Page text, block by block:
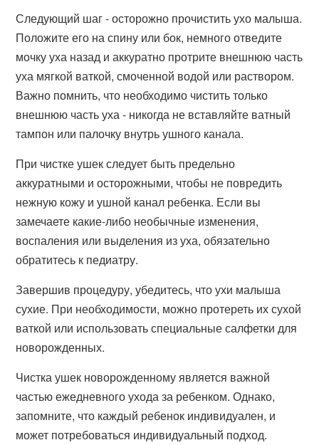
Следующий шаг - осторожно прочистить ухо малыша.
Положите его на спину или бок, немного отведите
мочку уха назад и аккуратно протрите внешнюю часть
уха мягкой ваткой, смоченной водой или раствором.
Важно помнить, что необходимо чистить только
внешнюю часть уха - никогда не вставляйте ватный
тампон или палочку внутрь ушного канала.
При чистке ушек следует быть предельно
аккуратными и осторожными, чтобы не повредить
нежную кожу и ушной канал ребенка. Если вы
замечаете какие-либо необычные изменения,
воспаления или выделения из уха, обязательно
обратитесь к педиатру.
Завершив процедуру, убедитесь, что ухи малыша
сухие. При необходимости, можно протереть их сухой
ваткой или использовать специальные салфетки для
новорожденных.
Чистка ушек новорожденному является важной
частью ежедневного ухода за ребенком. Однако,
запомните, что каждый ребенок индивидуален, и
может потребоваться индивидуальный подход.